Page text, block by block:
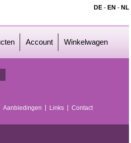
DE- EN - NL
Account Winkelwagen
Aanbiedingen Links Contact